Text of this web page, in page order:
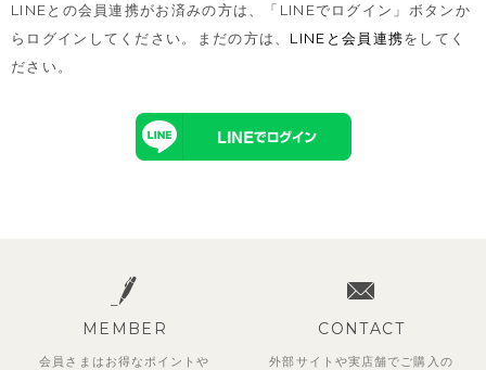
LINEとの会員連携がお済みの方は、「LINEでログイン」ボタンか
らログインしてください。まだの方は、 LINEと会員連携をしてく
ださい。
MEMBER
会員さまはお得なポイントや
CONTACT
外部サイトや実店舗でご購入の